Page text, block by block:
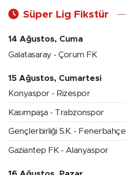
Süper Lig Fikstür
14 Ağustos, Cuma
Galatasaray - Çorum FK
15 Ağustos, Cumartesi
Konyaspor - Rizespor
Kasımpaşa - Trabzonspor
Gençlerbirliği S.K. - Fenerbahçe
Gaziantep FK - Alanyaspor